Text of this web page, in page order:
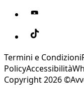
Termini e Condizioni
PolicyAccessibilità
Copyright 2026